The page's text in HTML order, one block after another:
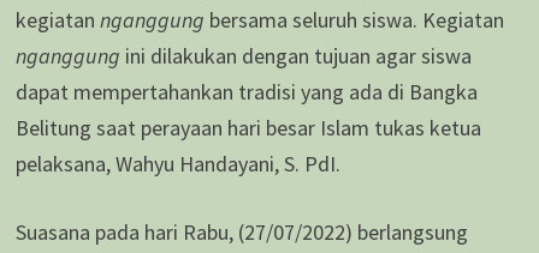
kegiatan nganggung bersama seluruh siswa. Kegiatan
nganggung ini dilakukan dengan tujuan agar siswa
dapat mempertahankan tradisi yang ada di Bangka
Belitung saat perayaan hari besar Islam tukas ketua
pelaksana, Wahyu Handayani, S. PdI.
Suasana pada hari Rabu, (27/07/2022) berlangsung